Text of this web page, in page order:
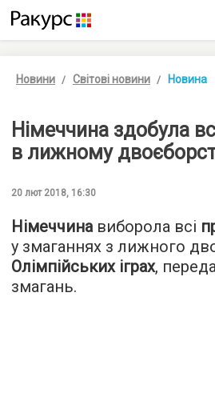
Новини Світові новини Новина
Німеччина здобула
в лижному
20 лют 2018, 16:30
Німеччинавиборола всі
у змаганнях з лижного
Олімпійських іграх,
змагань.